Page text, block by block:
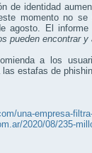
de identidad
momento no
agosto. El informe
pueden encontrar
a los
estafas de
una-empresa-
2020/08/235-